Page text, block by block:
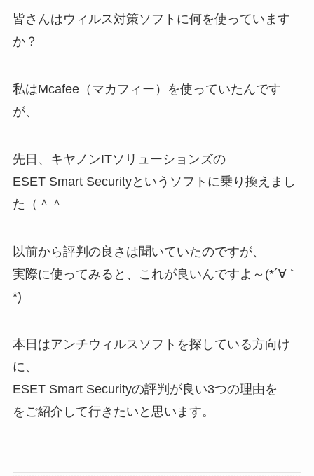
皆さんはウィルス対策ソフトに何を使っています
か？
私はMcafee（マカフィー）を使っていたんです
が、
先日、キヤノンITソリューションズの
ESET Smart Securityというソフトに乗り換えまし
た（＾＾
以前から評判の良さは聞いていたのですが、
実際に使ってみると、これが良いんですよ～(*´∀｀
*)
本日はアンチウィルスソフトを探している方向け
に、
ESET Smart Securityの評判が良い3つの理由を
をご紹介して行きたいと思います。